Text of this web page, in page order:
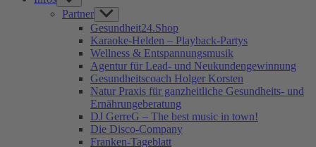
sub
menu
Partner Show
sub
menu
Gesundheit24.Shop
Karaoke-Helden – Playback-Partys
Wellness & Entspannungsmusik
Agentur für Lead- und Neukundengewinnung
Gesundheitscoach Holger Korsten
Natur Praxis für ganzheitliche Gesundheits- und
Ernährungeberatung
DJ GerreG – The best music in town!
Die Disco-Company
Franken-Tageblatt